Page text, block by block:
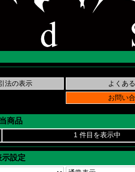
商品
1 件目を表示中
設定